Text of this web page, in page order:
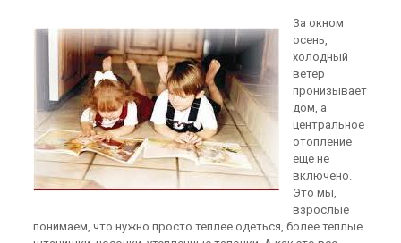
За окном
осень,
холодный
ветер
пронизывает
дом, а
центральное
отопление
еще не
включено.
Это мы,
взрослые
понимаем, что нужно просто теплее одеться, более теплые